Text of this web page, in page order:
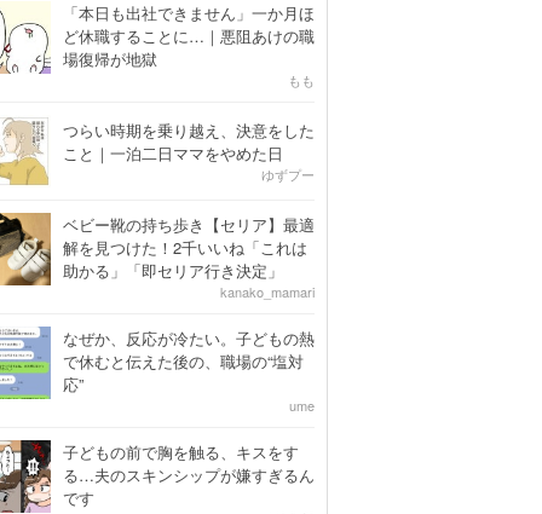
「本日も出社できません」一か月ほ
ど休職することに…｜悪阻あけの職
場復帰が地獄
もも
つらい時期を乗り越え、決意をした
こと｜一泊二日ママをやめた日
ゆずプー
ベビー靴の持ち歩き【セリア】最適
解を見つけた！2千いいね「これは
助かる」「即セリア行き決定」
kanako_mamari
なぜか、反応が冷たい。子どもの熱
で休むと伝えた後の、職場の“塩対
応”
ume
子どもの前で胸を触る、キスをす
る…夫のスキンシップが嫌すぎるん
です